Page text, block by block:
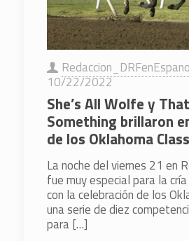
10/22/2022
She’s All Wolfe y
Something brillaron
de los Oklahoma
La noche del viernes 21 en
fue muy especial para la
con la celebración de los
una serie de diez
para[…]